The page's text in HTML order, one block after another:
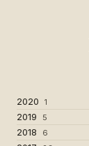
2020 1
2019 5
2018 6